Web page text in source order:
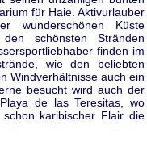
für Haie. Aktivurlauber
wunderschönen Küste
schönsten Stränden
finden im
wie den beliebten
Windverhältnisse auch ein
besucht wird auch der
de las Teresitas, wo
karibischer Flair die